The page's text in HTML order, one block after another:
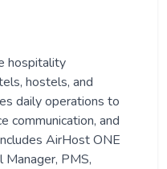
hospitality
hostels, and
daily operations to
communication, and
AirHost ONE
Manager, PMS,